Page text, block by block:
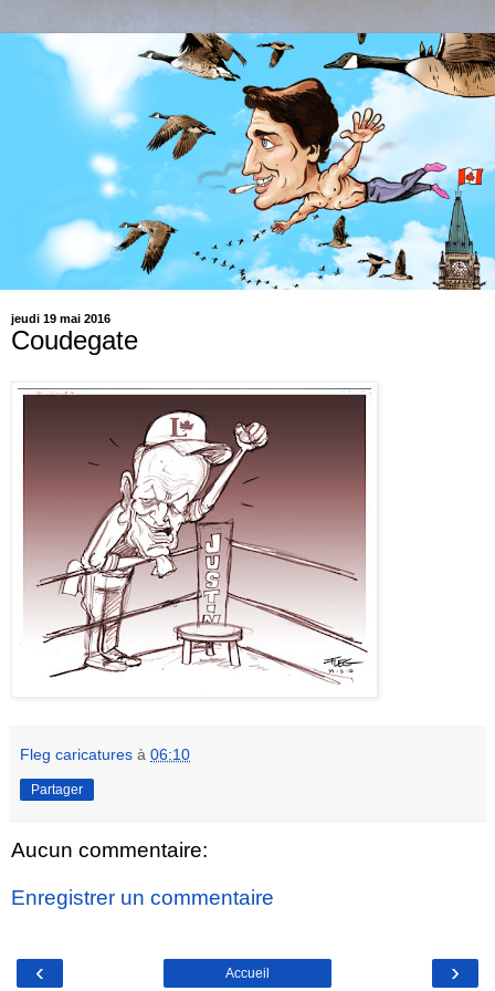
jeudi 19 mai 2016
Coudegate
Fleg caricatures à 06:10
Partager
Aucun commentaire:
Enregistrer un commentaire
‹ ›
Accueil